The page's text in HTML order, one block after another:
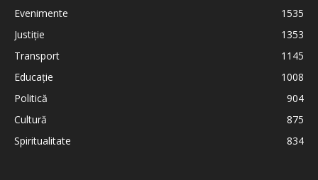
Evenimente
1535
Justiție
1353
Transport
1145
Educație
1008
Politică
904
Cultură
875
Spiritualitate
834